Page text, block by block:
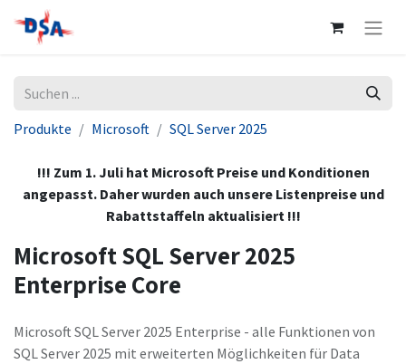
Produkte Microsoft SQL Server 2025
!!! Zum 1. Juli hat Microsoft Preise und Konditionen
angepasst. Daher wurden auch unsere Listenpreise und
Rabattstaffeln aktualisiert !!!
Microsoft SQL Server 2025
Enterprise Core
Microsoft SQL Server 2025 Enterprise - alle Funktionen von
SQL Server 2025 mit erweiterten Möglichkeiten für Data